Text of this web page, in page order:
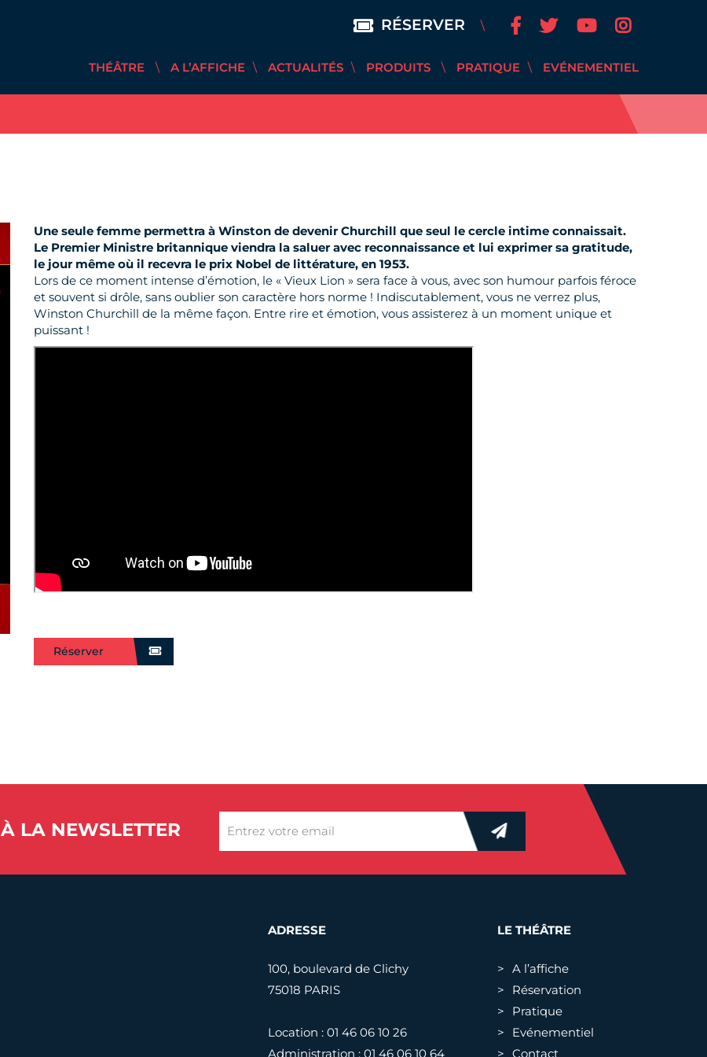
RÉSERVER
THÉÂTRE A L’AFFICHE ACTUALITÉS PRODUITS PRATIQUE EVÉNEMENTIEL
Une seule femme permettra à Winston de devenir Churchill que seul le cercle intime connaissait.
Le Premier Ministre britannique viendra la saluer avec reconnaissance et lui exprimer sa gratitude,
le jour même où il recevra le prix Nobel de littérature, en 1953.
Lors de ce moment intense d’émotion, le « Vieux Lion » sera face à vous, avec son humour parfois féroce
et souvent si drôle, sans oublier son caractère hors norme ! Indiscutablement, vous ne verrez plus,
Winston Churchill de la même façon. Entre rire et émotion, vous assisterez à un moment unique et
puissant !
Réserver
À LA NEWSLETTER
ADRESSE
100, boulevard de Clichy
75018 PARIS
Location : 01 46 06 10 26
Administration : 01 46 06 10 64
LE THÉÂTRE
A l’affiche
Réservation
Pratique
Evénementiel
Contact